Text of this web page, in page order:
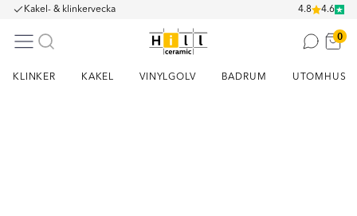
Kakel- & klinkervecka 4.8 4.6
0
KLINKER KAKEL VINYLGOLV BADRUM UTOMHUS